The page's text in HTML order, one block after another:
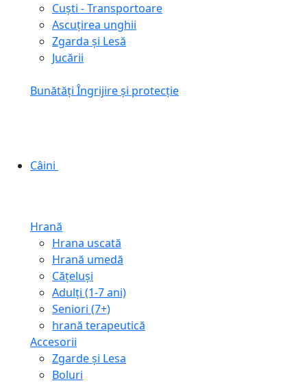
Сuști - Transportoare
Ascuţirea unghii
Zgarda și Lesă
Jucării
Bunătăți Îngrijire și protecție
Câini
Hrană
Hrana uscată
Hrană umedă
Cățeluși
Adulți (1-7 ani)
Seniori (7+)
hrană terapeutică
Accesorii
Zgarde și Lesa
Boluri